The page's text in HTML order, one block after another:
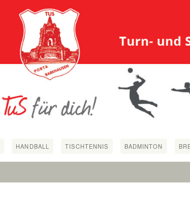
HANDBALL TISCHTENNIS BADMINTON